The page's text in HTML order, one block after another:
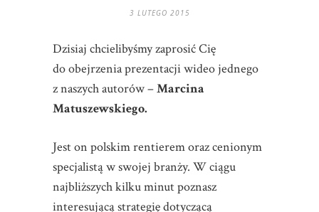
3 LUTEGO 2015
Dzisiaj chcielibyśmy zaprosić Cię
do obejrzenia prezentacji wideo jednego
z naszych autorów –Marcina
Matuszewskiego.
Jest on polskim rentierem oraz cenionym
specjalistą w swojej branży. W ciągu
najbliższych kilku minut poznasz
interesującą strategię dotyczącą